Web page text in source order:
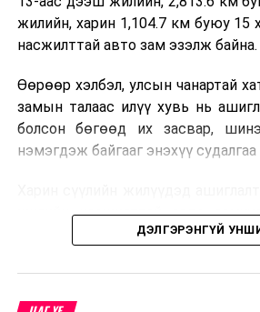
сануулж байна!
жилийн, харин 1,104.7 км буюу 15
насжилттай авто зам эзэлж байна.
Өөрөөр хэлбэл, улсын чанартай
замын талаас илүү хувь нь
болсон бөгөөд их засвар,
нэмэгдэж байгааг энэхүү
жилийн насжилттай авто
Дархан-Сүхбаатар,
коридорууд болон зарим
холбосон чиглэлүүдэд төвлөрчээ.
ДЭЛГЭРЭНГҮЙ